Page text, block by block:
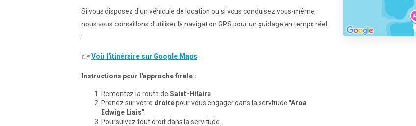
Si vous disposez d'un véhicule de location ou si vous conduisez vous-même,
nous vous conseillons d'utiliser la navigation GPS pour un guidage en temps réel
:
👉Voir l'itinéraire sur Google Maps
Instructions pour l'approche finale :
Remontez la route de Saint-Hilaire
Prenez sur votre droitepour vous engager dans la servitude "Aroa
Edwige Liais"
Poursuivez tout droit dans la servitude.